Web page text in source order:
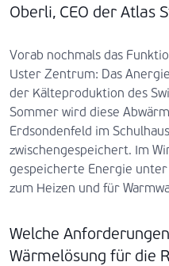
Oberli, CEO der Atlas
Vorab nochmals das
Uster Zentrum: Das
der Kälteproduktion des
Sommer wird diese
Erdsondenfeld im
zwischengespeichert. Im
gespeicherte Energie unter
zum Heizen und für
Welche
Wärmelösung für die